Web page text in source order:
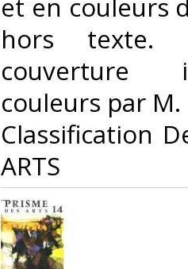
et en couleurs
hors texte.
couverture
couleurs par M.
Classification
ARTS‎